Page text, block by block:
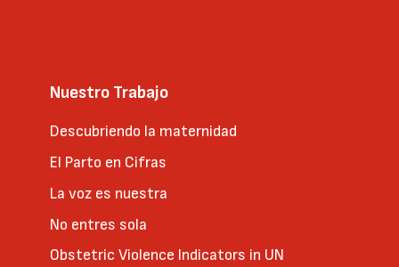
Nuestro Trabajo
Descubriendo la maternidad
El Parto en Cifras
La voz es nuestra
No entres sola
Obstetric Violence Indicators in UN